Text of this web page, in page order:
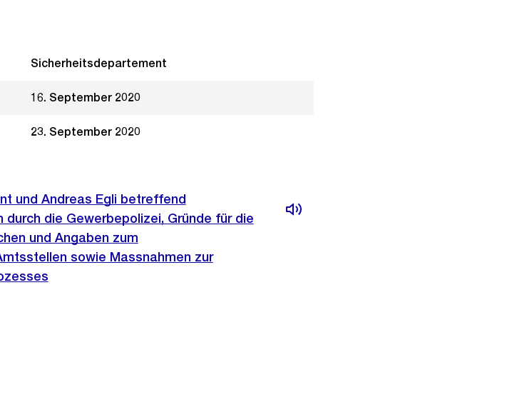
Sicherheitsdepartement
16. September 2020
23. September 2020
und Andreas Egli betreffend
die Gewerbepolizei, Gründe für die
und Angaben zum
sowie Massnahmen zur